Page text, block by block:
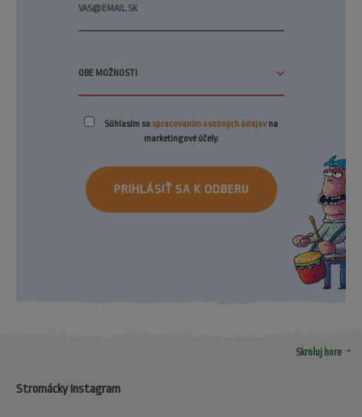
Súhlasím so spracovaním osobných údajovna
marketingové účely.
PRIHLÁSIŤ SA K ODBERU
Skroluj hore arrow_drop_up
Stromácky Instagram